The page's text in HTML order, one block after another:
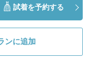
試着を予約する
ンに追加